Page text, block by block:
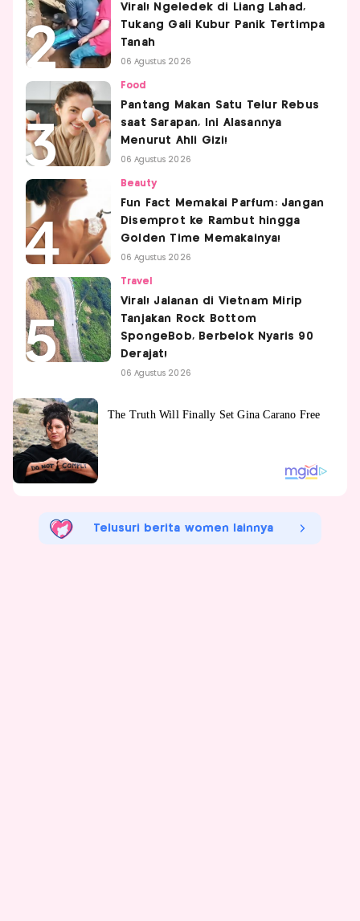
Viral! Ngeledek di Liang Lahad,
Tukang Gali Kubur Panik Tertimpa
Tanah
06 Agustus 2026
Food
Pantang Makan Satu Telur Rebus
saat Sarapan, Ini Alasannya
Menurut Ahli Gizi!
06 Agustus 2026
Beauty
Fun Fact Memakai Parfum: Jangan
Disemprot ke Rambut hingga
Golden Time Memakainya!
06 Agustus 2026
Travel
Viral! Jalanan di Vietnam Mirip
Tanjakan Rock Bottom
SpongeBob, Berbelok Nyaris 90
Derajat!
06 Agustus 2026
Telusuri berita women lainnya